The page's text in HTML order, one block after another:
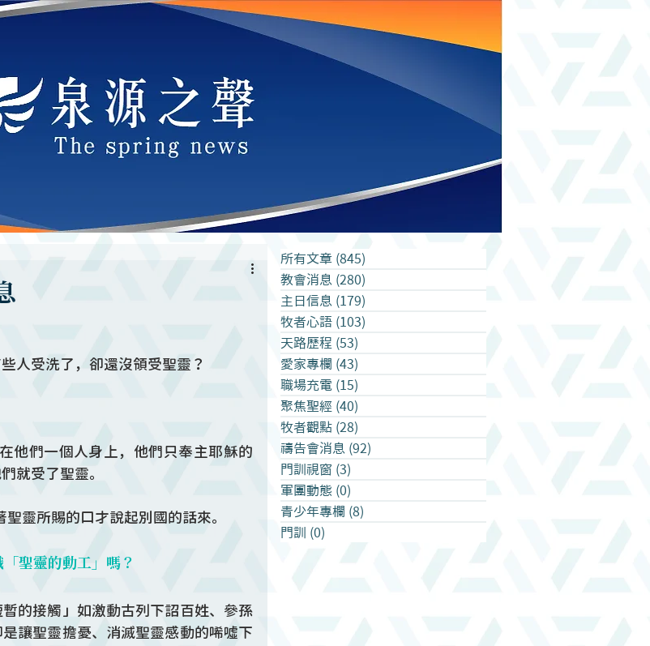
人受洗了，卻還沒領受聖靈？
他們一個人身上，他們只奉主耶穌的
就受了聖靈。
靈所賜的口才說起別國的話來。
聖靈的動工」嗎？
的接觸」如激動古列下詔百姓、參孫
讓聖靈擔憂、消滅聖靈感動的唏噓下
所有文章 (845)
教會消息 (280)
主日信息 (179)
牧者心語 (103)
天路歷程 (53)
愛家專欄 (43)
職場充電 (15)
聚焦聖經 (40)
牧者觀點 (28)
禱告會消息 (92)
門訓視窗 (3)
軍團動態 (0)
青少年專欄 (8)
門訓
(0)